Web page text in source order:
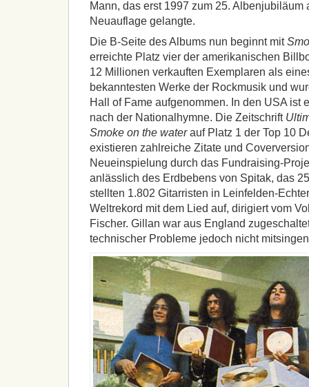
Mann, das erst 1997 zum 25.
Neuauflage gelangte.
Die B-Seite des Albums nun beginnt mit
erreichte Platz vier der amerikanischen
12 Millionen verkauften Exemplaren als
bekanntesten Werke der Rockmusik und
Hall of Fame aufgenommen. In den USA ist
nach der Nationalhymne. Die Zeitschrift
Smoke on the waterauf Platz 1 der Top 10
existieren zahlreiche Zitate und
Neueinspielung durch das Fundraising-
anlässlich des Erdbebens von Spitak, das
stellten 1.802 Gitarristen in Leinfelden-
Weltrekord mit dem Lied auf, dirigiert vom
Fischer. Gillan war aus England
technischer Probleme jedoch nicht